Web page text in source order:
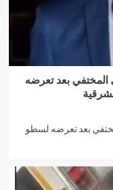
المختفي بعد تعرضه
بعد تعرضه لسطو